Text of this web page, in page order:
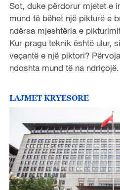
i
d
e
Sot, duke përdorur mjetet e
mund të bëhet një pikturë e
ndërsa mjeshtëria e
Kur pragu teknik është ulur,
veçantë e një piktori?
ndoshta mund të na ndriçojë.
LAJMET KRYESORE